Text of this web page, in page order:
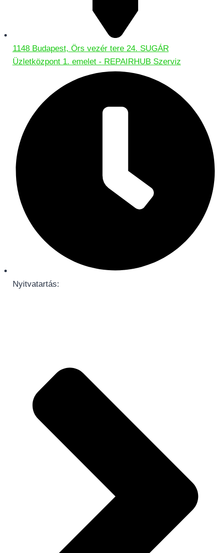
1148 Budapest, Örs vezér tere 24. SUGÁR
Üzletközpont 1. emelet - REPAIRHUB Szerviz
Nyitvatartás: